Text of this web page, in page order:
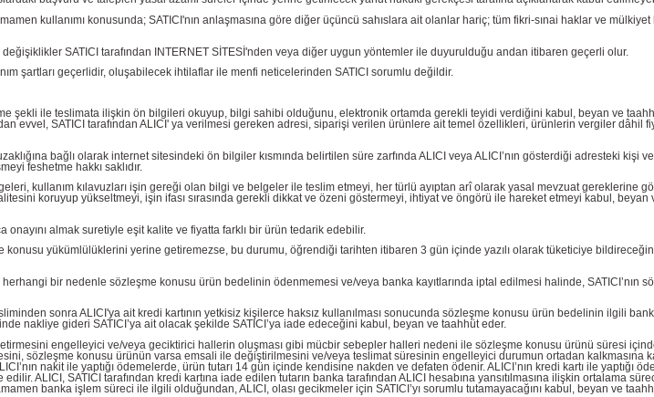
kullanımı konusunda; SATICI'nın anlaşmasına göre diğer üçüncü sahıslara ait olanlar hariç; tüm fikri-sınai haklar ve mülkiyet
SATICI tarafından INTERNET SİTESİ'nden veya diğer uygun yöntemler ile duyurulduğu andan itibaren geçerli olur.
şartları geçerlidir, oluşabilecek ihtilaflar ile menfi neticelerinden SATICI sorumlu değildir.
şekli ile teslimata ilişkin ön bilgileri okuyup, bilgi sahibi olduğunu, elektronik ortamda gerekli teyidi verdiğini kabul, beyan ve
evvel, SATICI tarafından ALICI' ya verilmesi gereken adresi, siparişi verilen ürünlere ait temel özellikleri, ürünlerin vergiler dâhil
bağlı olarak internet sitesindeki ön bilgiler kısmında belirtilen süre zarfında ALICI veya ALICI’nın gösterdiği adresteki kişi
feshetme hakkı saklıdır.
kullanım kılavuzları işin gereği olan bilgi ve belgeler ile teslim etmeyi, her türlü ayıptan arî olarak yasal mevzuat gereklerine
koruyup yükseltmeyi, işin ifası sırasında gerekli dikkat ve özeni göstermeyi, ihtiyat ve öngörü ile hareket etmeyi kabul, beyan
almak suretiyle eşit kalite ve fiyatta farklı bir ürün tedarik edebilir.
yükümlülüklerini yerine getiremezse, bu durumu, öğrendiği tarihten itibaren 3 gün içinde yazılı olarak tüketiciye
bir nedenle sözleşme konusu ürün bedelinin ödenmemesi ve/veya banka kayıtlarında iptal edilmesi halinde, SATICI’nın
sonra ALICI'ya ait kredi kartının yetkisiz kişilerce haksız kullanılması sonucunda sözleşme konusu ürün bedelinin ilgili
nakliye gideri SATICI’ya ait olacak şekilde SATICI’ya iade edeceğini kabul, beyan ve taahhüt eder.
engelleyici ve/veya geciktirici hallerin oluşması gibi mücbir sebepler halleri nedeni ile sözleşme konusu ürünü süresi
sözleşme konusu ürünün varsa emsali ile değiştirilmesini ve/veya teslimat süresinin engelleyici durumun ortadan kalkmasına
nakit ile yaptığı ödemelerde, ürün tutarı 14 gün içinde kendisine nakden ve defaten ödenir. ALICI’nın kredi kartı ile yaptığı
ALICI, SATICI tarafından kredi kartına iade edilen tutarın banka tarafından ALICI hesabına yansıtılmasına ilişkin ortalama
banka işlem süreci ile ilgili olduğundan, ALICI, olası gecikmeler için SATICI’yı sorumlu tutamayacağını kabul, beyan ve